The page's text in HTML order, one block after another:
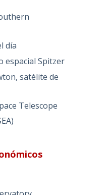
día
espacial Spitzer
satélite de
Telescope